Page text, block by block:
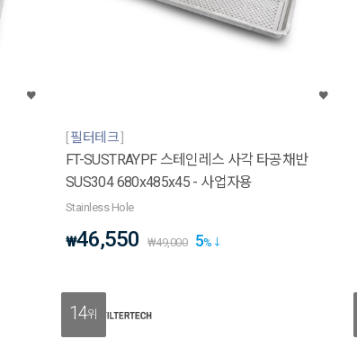
필터테크
FT-SUSTRAYPF 스테인레스 사각 타공채반
SUS304 680x485x45 - 사업자용
Stainless Hole
₩46,550 ₩49,000 5%
14위